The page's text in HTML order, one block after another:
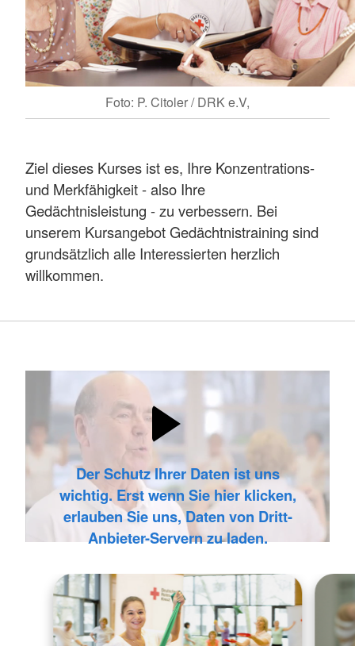
Foto: P. Citoler / DRK e.V,
Ziel dieses Kurses ist es, Ihre Konzentrations-
und Merkfähigkeit - also Ihre
Gedächtnisleistung - zu verbessern. Bei
unserem Kursangebot Gedächtnistraining sind
grundsätzlich alle Interessierten herzlich
willkommen.
Der Schutz Ihrer Daten ist uns
wichtig. Erst wenn Sie hier klicken,
erlauben Sie uns, Daten von Dritt-
Anbieter-Servern zu laden.